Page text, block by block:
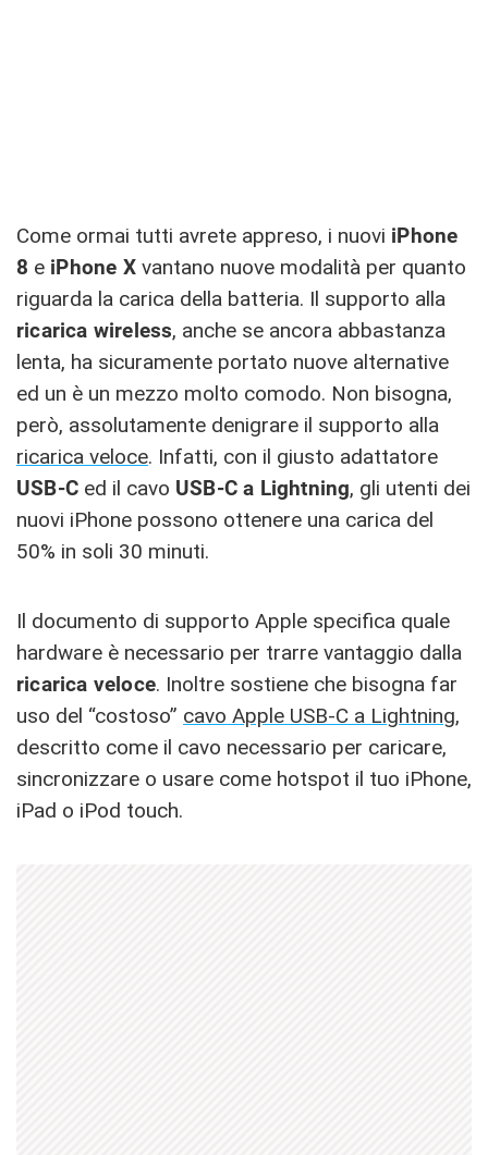
Come ormai tutti avrete appreso, i nuovi iPhone
8 e iPhone Xvantano nuove modalità per quanto
riguarda la carica della batteria. Il supporto alla
ricarica wireless, anche se ancora abbastanza
lenta, ha sicuramente portato nuove alternative
ed un è un mezzo molto comodo. Non bisogna,
però, assolutamente denigrare il supporto alla
ricarica veloce. Infatti, con il giusto adattatore
USB-C ed il cavo USB-C a Lightning, gli utenti dei
nuovi iPhone possono ottenere una carica del
50% in soli 30 minuti.
Il documento di supporto Apple specifica quale
hardware è necessario per trarre vantaggio dalla
ricarica veloce. Inoltre sostiene che bisogna far
uso del “costoso” cavo Apple USB-C a Lightning,
descritto come il cavo necessario per caricare,
sincronizzare o usare come hotspot il tuo iPhone,
iPad o iPod touch.